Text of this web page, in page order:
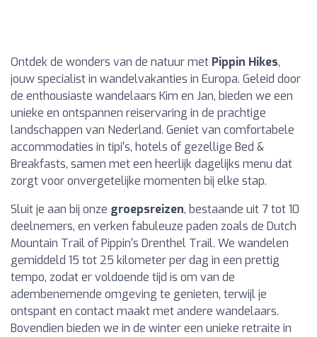
Ontdek de wonders van de natuur met Pippin Hikes,
jouw specialist in wandelvakanties in Europa. Geleid door
de enthousiaste wandelaars Kim en Jan, bieden we een
unieke en ontspannen reiservaring in de prachtige
landschappen van Nederland. Geniet van comfortabele
accommodaties in tipi's, hotels of gezellige Bed &
Breakfasts, samen met een heerlijk dagelijks menu dat
zorgt voor onvergetelijke momenten bij elke stap.
Sluit je aan bij onze groepsreizen, bestaande uit 7 tot 10
deelnemers, en verken fabuleuze paden zoals de Dutch
Mountain Trail of Pippin's Drenthel Trail. We wandelen
gemiddeld 15 tot 25 kilometer per dag in een prettig
tempo, zodat er voldoende tijd is om van de
adembenemende omgeving te genieten, terwijl je
ontspant en contact maakt met andere wandelaars.
Bovendien bieden we in de winter een unieke retraite in